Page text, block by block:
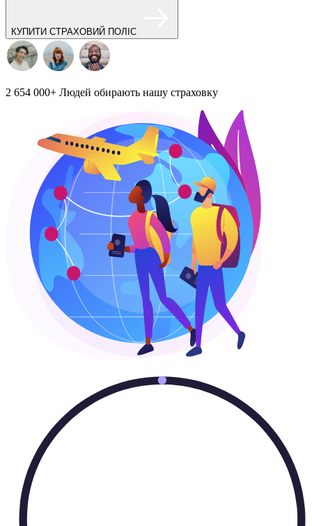
КУПИТИ СТРАХОВИЙ ПОЛІС
2 654 000+ Людей обирають нашу страховку